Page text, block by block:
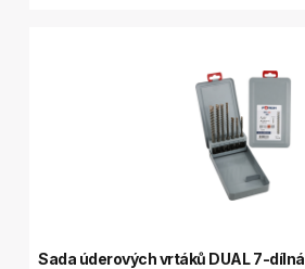
Sada úderových vrtáků DUAL 7-dílná